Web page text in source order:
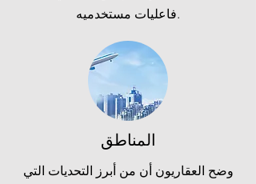
فاعليات مستخدميه.​​​​​​
المناطق
وضح العقاريون أن من أبرز التحديات التي